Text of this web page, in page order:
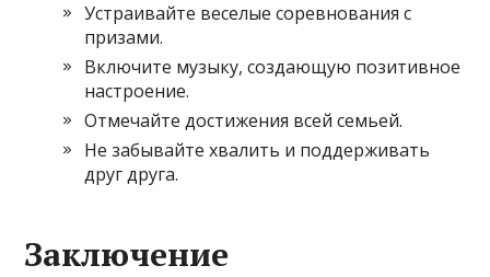
Устраивайте веселые соревнования с
призами.
Включите музыку, создающую позитивное
настроение.
Отмечайте достижения всей семьей.
Не забывайте хвалить и поддерживать
друг друга.
Заключение